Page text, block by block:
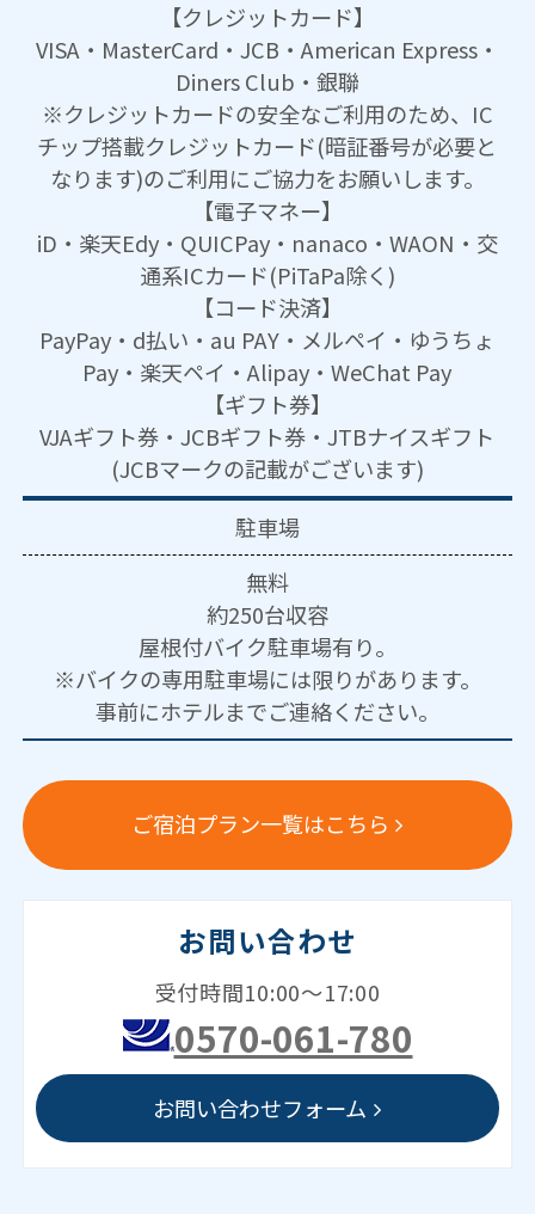
【クレジットカード】
VISA・MasterCard・JCB・American Express・
Diners Club・銀聯
※クレジットカードの安全なご利用のため、IC
チップ搭載クレジットカード(暗証番号が必要と
なります)のご利用にご協力をお願いします。
【電子マネー】
iD・楽天Edy・QUICPay・nanaco・WAON・交
通系ICカード(PiTaPa除く)
【コード決済】
PayPay・d払い・au PAY・メルペイ・ゆうちょ
Pay・楽天ペイ・Alipay・WeChat Pay
【ギフト券】
VJAギフト券・JCBギフト券・JTBナイスギフト
(JCBマークの記載がございます)
駐車場
無料
約250台収容
屋根付バイク駐車場有り。
※バイクの専用駐車場には限りがあります。
事前にホテルまでご連絡ください。
ご宿泊プラン一覧はこちら
お問い合わせ
受付時間10:00～17:00
0570-061-780
お問い合わせフォーム